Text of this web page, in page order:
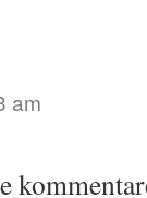
am